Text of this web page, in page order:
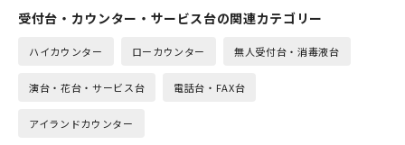
受付台・カウンター・サービス台の関連カテゴリー
ハイカウンター ローカウンター 無人受付台・消毒液台
演台・花台・サービス台 電話台・FAX台
アイランドカウンター